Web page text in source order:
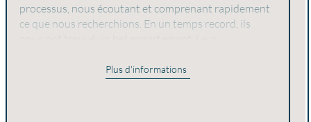
processus, nous écoutant et comprenant rapidement
ce que nous recherchions. En un temps record, ils
souci du détail les ont distingués. Excellent travail !
Plus d'informations